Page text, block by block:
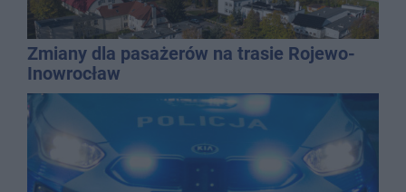
Zmiany dla pasażerów na trasie Rojewo-
Inowrocław